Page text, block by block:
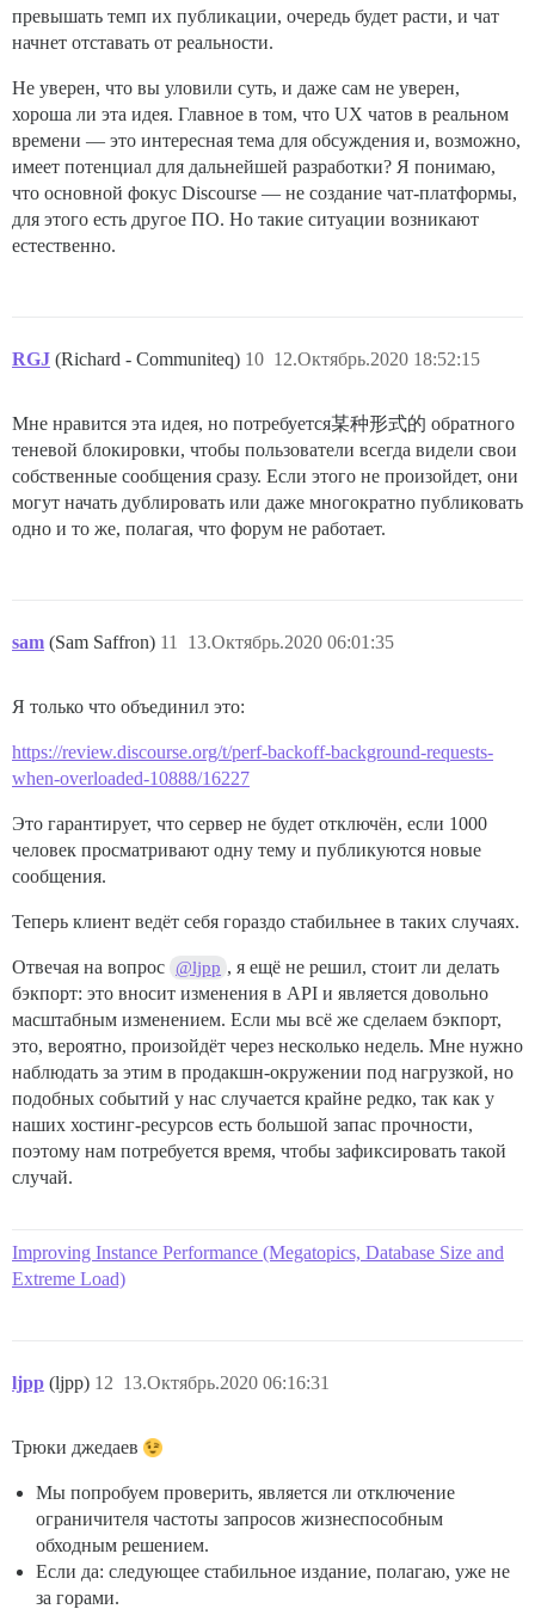
превышать темп их публикации, очередь будет расти, и чат
начнет отставать от реальности.
Не уверен, что вы уловили суть, и даже сам не уверен,
хороша ли эта идея. Главное в том, что UX чатов в реальном
времени — это интересная тема для обсуждения и, возможно,
имеет потенциал для дальнейшей разработки? Я понимаю,
что основной фокус Discourse — не создание чат-платформы,
для этого есть другое ПО. Но такие ситуации возникают
естественно.
RGJ (Richard - Communiteq) 12.Октябрь.2020 18:52:15
10
Мне нравится эта идея, но потребуется某种形式的 обратного
теневой блокировки, чтобы пользователи всегда видели свои
собственные сообщения сразу. Если этого не произойдет, они
могут начать дублировать или даже многократно публиковать
одно и то же, полагая, что форум не работает.
sam (Sam Saffron) 13.Октябрь.2020 06:01:35
11
Я только что объединил это:
https://review.discourse.org/t/perf-backoff-background-requests-
when-overloaded-10888/16227
Это гарантирует, что сервер не будет отключён, если 1000
человек просматривают одну тему и публикуются новые
сообщения.
Теперь клиент ведёт себя гораздо стабильнее в таких случаях.
Отвечая на вопрос @ljpp , я ещё не решил, стоит ли делать
бэкпорт: это вносит изменения в API и является довольно
масштабным изменением. Если мы всё же сделаем бэкпорт,
это, вероятно, произойдёт через несколько недель. Мне нужно
наблюдать за этим в продакшн-окружении под нагрузкой, но
подобных событий у нас случается крайне редко, так как у
наших хостинг-ресурсов есть большой запас прочности,
поэтому нам потребуется время, чтобы зафиксировать такой
случай.
Improving Instance Performance (Megatopics, Database Size and
Extreme Load)
ljpp (ljpp) 13.Октябрь.2020 06:16:31
12
Трюки джедаев
Мы попробуем проверить, является ли отключение
ограничителя частоты запросов жизнеспособным
обходным решением.
Если да: следующее стабильное издание, полагаю, уже не
за горами.